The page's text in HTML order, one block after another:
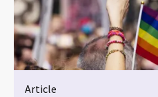
Article